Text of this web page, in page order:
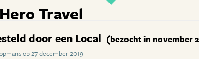
Travel
door een Local (bezocht in november
op 27 december 2019